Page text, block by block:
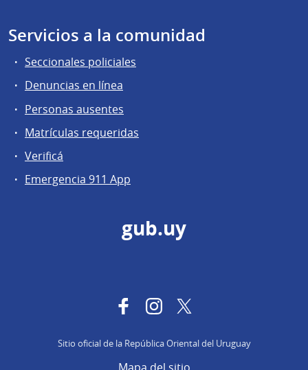
Servicios a la comunidad
Seccionales policiales
Denuncias en línea
Personas ausentes
Matrículas requeridas
Verificá
Emergencia 911 App
gub.uy
FacebookInstagram
Sitio oficial de la República Oriental del Uruguay